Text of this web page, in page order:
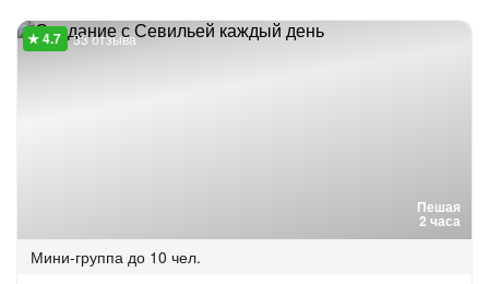
Пешая
2 часа
33 отзыва
Мини-группа до 10 чел.